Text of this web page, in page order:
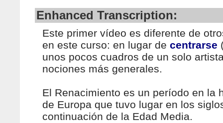
Enhanced Transcription:
Este primer vídeo es diferente de
en este curso: en lugar de centrarse
unos pocos cuadros de un solo
nociones más generales.
El Renacimiento es un período en la
de Europa que tuvo lugar en los
continuación de la Edad Media.